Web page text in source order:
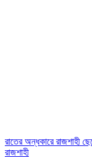
রাতের অন্ধকারে রাজশাহী
রাজশাহী